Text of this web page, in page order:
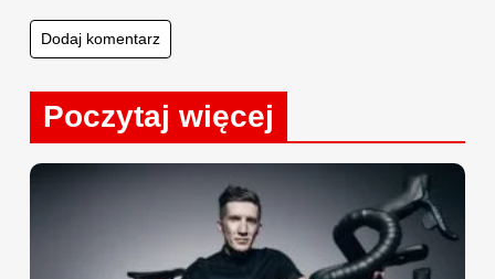
Poczytaj więcej